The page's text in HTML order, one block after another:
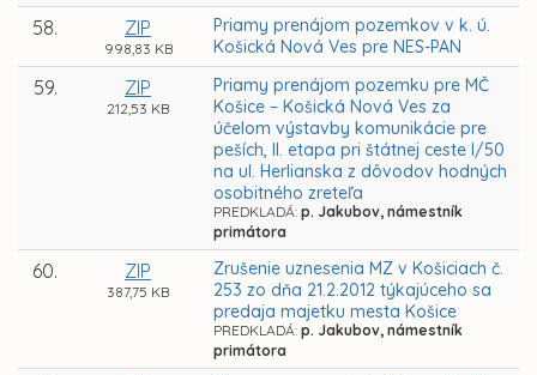
58. ZIP
998,83 KB
Priamy prenájom pozemkov v k. ú.
Košická Nová Ves pre NES-PAN
59. ZIP
212,53 KB
Priamy prenájom pozemku pre MČ
Košice – Košická Nová Ves za
účelom výstavby komunikácie pre
peších, II. etapa pri štátnej ceste I/50
na ul. Herlianska z dôvodov hodných
osobitného zreteľa
PREDKLADÁ: p. Jakubov, námestník
primátora
60. ZIP
387,75 KB
Zrušenie uznesenia MZ v Košiciach č.
253 zo dňa 21.2.2012 týkajúceho sa
predaja majetku mesta Košice
PREDKLADÁ: p. Jakubov, námestník
primátora